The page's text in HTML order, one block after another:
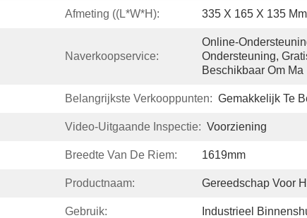
Afmeting ((L*W*H): 335 X 165 X 135 Mm
Naverkoopservice:
Online-
Ondersteuning,
Beschikbaar Om Ma
Belangrijkste Verkooppunten: Gemakkelijk Te
Video-Uitgaande Inspectie: Voorziening
Breedte Van De Riem: 1619mm
Productnaam: Gereedschap Voor
Gebruik: Industrieel